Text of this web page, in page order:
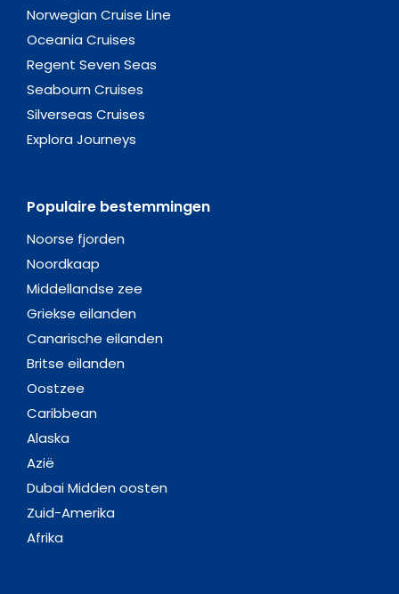
Norwegian Cruise Line
Oceania Cruises
Regent Seven Seas
Seabourn Cruises
Silverseas Cruises
Explora Journeys
Populaire bestemmingen
Noorse fjorden
Noordkaap
Middellandse zee
Griekse eilanden
Canarische eilanden
Britse eilanden
Oostzee
Caribbean
Alaska
Azië
Dubai Midden oosten
Zuid-Amerika
Afrika